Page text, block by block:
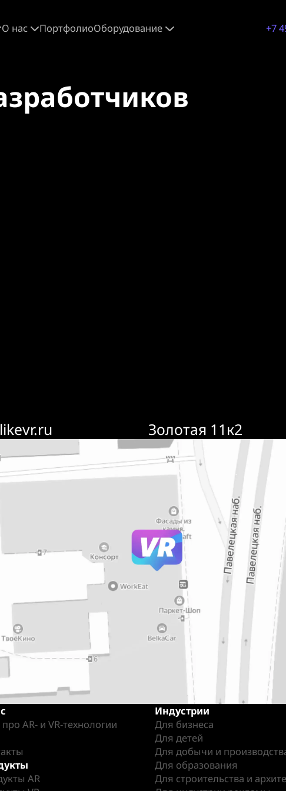
О нас ПортфолиоОборудование +7
Золотая 11к2
AR- и VR-технологии
AR
Индустрии
Для бизнеса
Для детей
Для добычи и
Для образования
Для строительства и